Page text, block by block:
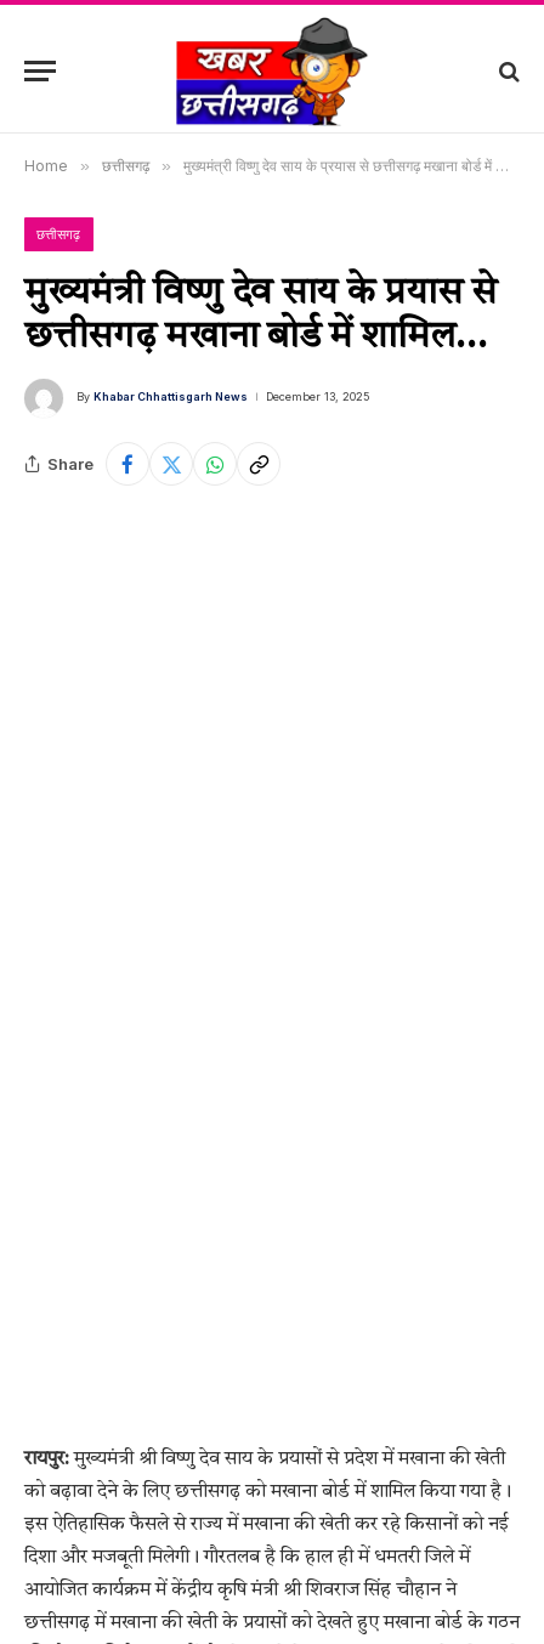
Home » छत्तीसगढ़ » मुख्यमंत्री विष्णु देव साय के प्रयास से छत्तीसगढ़ मखाना बोर्ड में शामिल…
छत्तीसगढ़
मुख्यमंत्री विष्णु देव साय के प्रयास से
छत्तीसगढ़ मखाना बोर्ड में शामिल…
By Khabar Chhattisgarh News December 13, 2025
Share
रायपुर:मुख्यमंत्री श्री विष्णु देव साय के प्रयासों से प्रदेश में मखाना की खेती
को बढ़ावा देने के लिए छत्तीसगढ़ को मखाना बोर्ड में शामिल किया गया है।
इस ऐतिहासिक फैसले से राज्य में मखाना की खेती कर रहे किसानों को नई
दिशा और मजबूती मिलेगी। गौरतलब है कि हाल ही में धमतरी जिले में
आयोजित कार्यक्रम में केंद्रीय कृषि मंत्री श्री शिवराज सिंह चौहान ने
छत्तीसगढ़ में मखाना की खेती के प्रयासों को देखते हुए मखाना बोर्ड के गठन